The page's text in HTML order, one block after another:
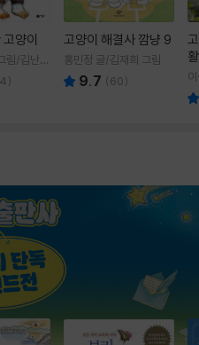
양이
림/김난주
)
고양이 해결사 깜냥 9
홍민정 글/김재희 그림
9.7 (60)